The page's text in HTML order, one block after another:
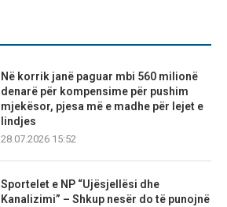
Në korrik janë paguar mbi 560 milionë
denarë për kompensime për pushim
mjekësor, pjesa më e madhe për lejet e
lindjes
28.07.2026 15:52
Sportelet e NP “Ujësjellësi dhe
Kanalizimi” – Shkup nesër do të punojnë